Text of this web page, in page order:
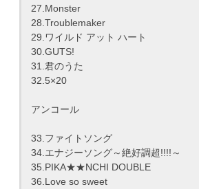
27.Monster
28.Troublemaker
29.ワイルド アット ハート
30.GUTS!
31.君のうた
32.5×20
アンコール
33.ファイトソング
34.エナジーソング～絶好調超!!!!～
35.PIKA★★NCHI DOUBLE
36.Love so sweet